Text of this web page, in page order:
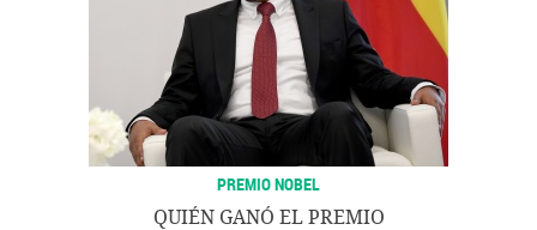
PREMIO NOBEL
QUIÉN GANÓ EL PREMIO